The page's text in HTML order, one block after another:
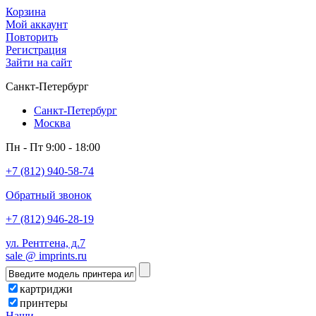
Корзина
Мой аккаунт
Повторить
Регистрация
Зайти на сайт
Санкт-Петербург
Санкт-Петербург
Москва
Пн - Пт 9:00 - 18:00
+7 (812) 940-58-74
Обратный звонок
+7 (812) 946-28-19
ул. Рентгена, д.7
sale @ imprints.ru
картриджи
принтеры